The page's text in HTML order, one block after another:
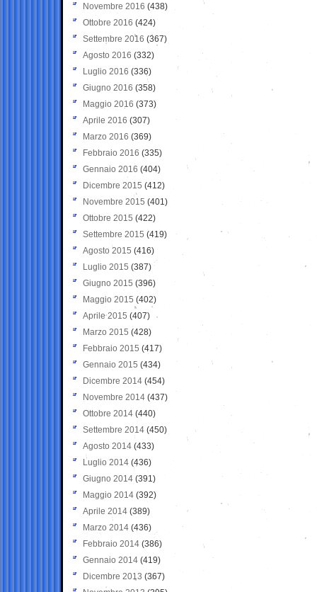
Novembre 2016 (438)
Ottobre 2016 (424)
Settembre 2016 (367)
Agosto 2016 (332)
Luglio 2016 (336)
Giugno 2016 (358)
Maggio 2016 (373)
Aprile 2016 (307)
Marzo 2016 (369)
Febbraio 2016 (335)
Gennaio 2016 (404)
Dicembre 2015 (412)
Novembre 2015 (401)
Ottobre 2015 (422)
Settembre 2015 (419)
Agosto 2015 (416)
Luglio 2015 (387)
Giugno 2015 (396)
Maggio 2015 (402)
Aprile 2015 (407)
Marzo 2015 (428)
Febbraio 2015 (417)
Gennaio 2015 (434)
Dicembre 2014 (454)
Novembre 2014 (437)
Ottobre 2014 (440)
Settembre 2014 (450)
Agosto 2014 (433)
Luglio 2014 (436)
Giugno 2014 (391)
Maggio 2014 (392)
Aprile 2014 (389)
Marzo 2014 (436)
Febbraio 2014 (386)
Gennaio 2014 (419)
Dicembre 2013 (367)